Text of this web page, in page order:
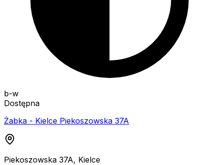
b-w
Dostępna
Żabka - Kielce Piekoszowska 37A
Piekoszowska 37A, Kielce